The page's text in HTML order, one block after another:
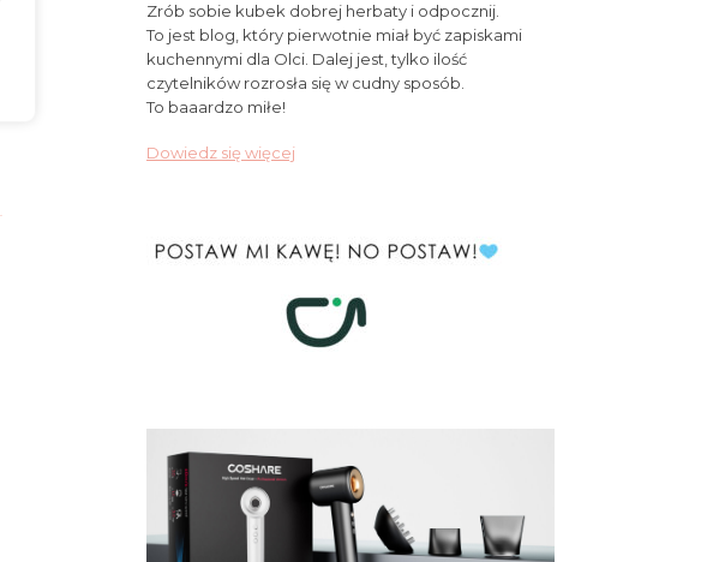
Zrób sobie kubek dobrej herbaty i odpocznij.
To jest blog, który pierwotnie miał być zapiskami
kuchennymi dla Olci. Dalej jest, tylko ilość
czytelników rozrosła się w cudny sposób.
To baaardzo miłe!
Dowiedz się więcej